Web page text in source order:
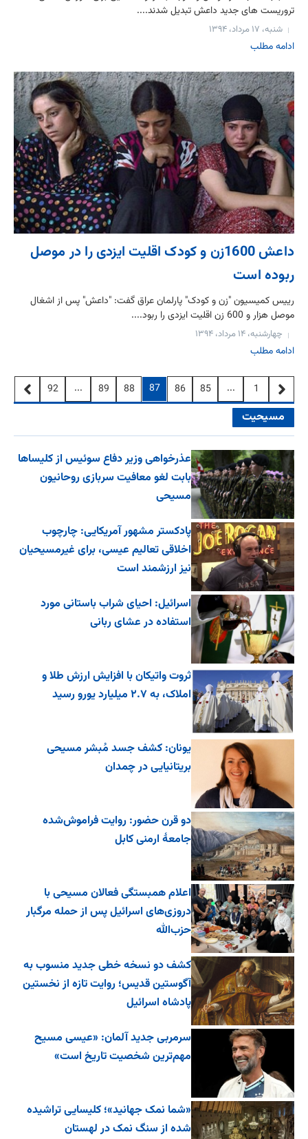
تروریست های جدید داعش تبدیل شدند....
شنبه، ۱۷ مرداد، ۱۳۹۴
ادامه مطلب
داعش 1600زن و کودک اقلیت ایزدی را در موصل
ربوده است
رییس کمیسیون "زن و کودک" پارلمان عراق گفت: "داعش" پس از اشغال
موصل هزار و 600 زن اقلیت ایزدی را ربود....
چهارشنبه، ۱۴ مرداد، ۱۳۹۴
ادامه مطلب
1
...
85
86
87
88
89
...
92
مسیحیت
عذرخواهی وزیر دفاع سوئیس از کلیساها
بابت لغو معافیت سربازی روحانیون
مسیحی
پادکستر مشهور آمریکایی: چارچوب
اخلاقی تعالیم عیسی، برای غیرمسیحیان
نیز ارزشمند است
اسرائیل: احیای شراب باستانی مورد
استفاده در عشای ربانی
ثروت واتیکان با افزایش ارزش طلا و
املاک، به ۲.۷ میلیارد یورو رسید
یونان: کشف جسد مُبشر مسیحی
بریتانیایی در چمدان
دو قرن حضور: روایت فراموش‌شده
جامعۀ ارمنی کابل
اعلام همبستگی فعالان مسیحی با
دروزی‌های اسرائیل پس از حمله مرگبار
حزب‌الله
کشف دو نسخه خطی جدید منسوب به
آگوستین قدیس؛ روایت تازه از نخستین
پادشاه اسرائیل
سرمربی جدید آلمان: «عیسی مسیح
مهم‌ترین شخصیت تاریخ است»
«شما نمک جهانید»؛ کلیسایی تراشیده
شده از سنگ نمک در لهستان